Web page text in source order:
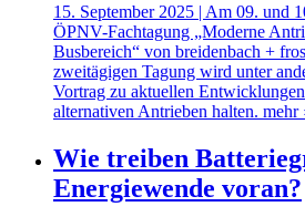
15. September 2025 | Am 09. und
ÖPNV-Fachtagung „Moderne
Busbereich“ von breidenbach +
zweitägigen Tagung wird unter
Vortrag zu aktuellen
alternativen Antrieben halten. mehr
Wie treiben
Energiewende voran?